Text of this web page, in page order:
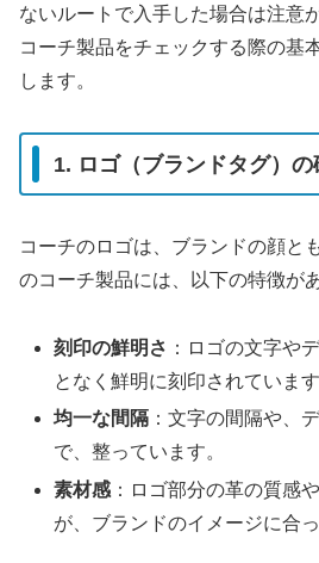
ないルートで入手した場合は注意
コーチ製品をチェックする際の基
します。
1. ロゴ（ブランドタグ）の
コーチのロゴは、ブランドの顔と
のコーチ製品には、以下の特徴が
刻印の鮮明さ ：ロゴの文字や
となく鮮明に刻印されています
均一な間隔 ：文字の間隔や、
で、整っています。
素材感 ：ロゴ部分の革の質感
が、ブランドのイメージに合っ